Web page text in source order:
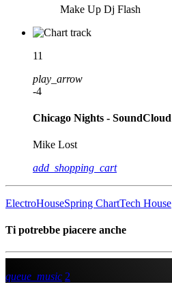
Make Up Dj Flash
11
play_arrow
-4
Chicago Nights - SoundCloud
Mike Lost
add_shopping_cart
ElectroHouseSpring ChartTech House
Ti potrebbe piacere anche
queue_music 2